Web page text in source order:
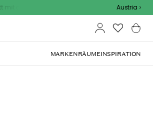
code Austria
MARKENRÄUMEINSPIRATION